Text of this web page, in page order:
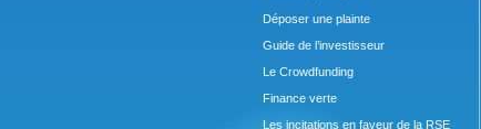
Déposer une plainte
Guide de l’investisseur
Le Crowdfunding
Finance verte
Les incitations en faveur de la RSE